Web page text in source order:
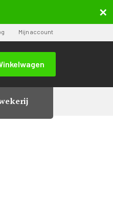
Mijn account